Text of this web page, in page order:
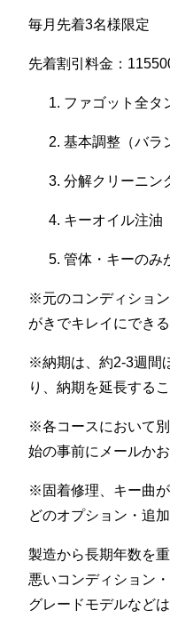
毎月先着3名様限定
先着割引料金：
ファゴット全タ
基本調整（バラ
分解クリーニン
キーオイル注油
管体・キーのみ
※元のコンディショ
がきでキレイにでき
※納期は、約2-3週間
り、納期を延長する
※各コースにおいて
始の事前にメールか
※固着修理、キー曲
どのオプション・追
製造から長期年数を
悪いコンディション
グレードモデルなど